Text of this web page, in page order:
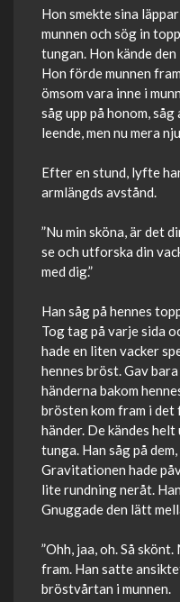
Hon smekte sina
munnen och sög in
tungan. Hon kände
Hon förde munnen
ömsom vara inne i
såg upp på honom,
leende, men nu mera
Efter en stund, lyfte
armlängds avstånd.
”Nu min sköna, är det
se och utforska din
med dig.”
Han såg på hennes
Tog tag på varje sida
hade en liten vacker
hennes bröst. Gav
händerna bakom
brösten kom fram i det
händer. De kändes
tunga. Han såg på
Gravitationen hade
lite rundning neråt.
Gnuggade den lätt
”Ohh, jaa, oh. Så
fram. Han satte
bröstvårtan i munnen.